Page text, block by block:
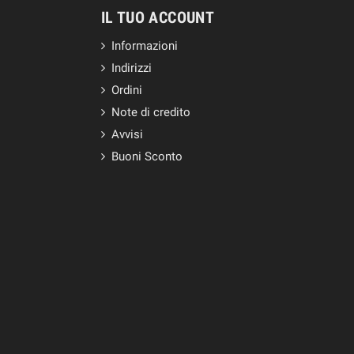
IL TUO ACCOUNT
Informazioni
Indirizzi
Ordini
Note di credito
Avvisi
Buoni Sconto